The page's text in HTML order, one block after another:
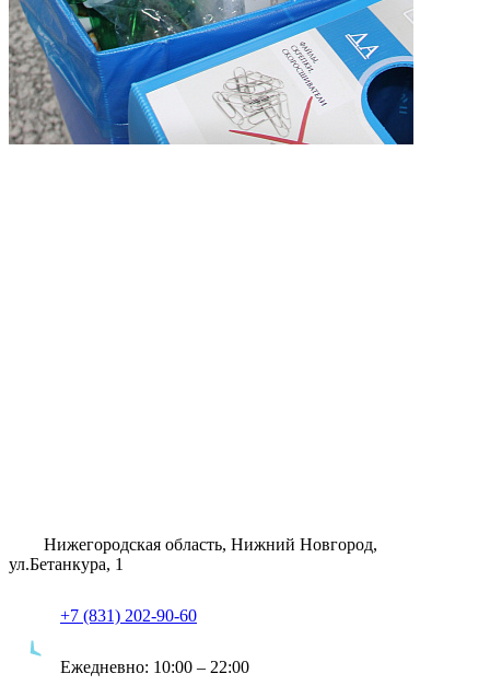
Нижегородская область, Нижний Новгород,
ул.Бетанкура, 1
+7 (831) 202-90-60
Ежедневно: 10:00 – 22:00